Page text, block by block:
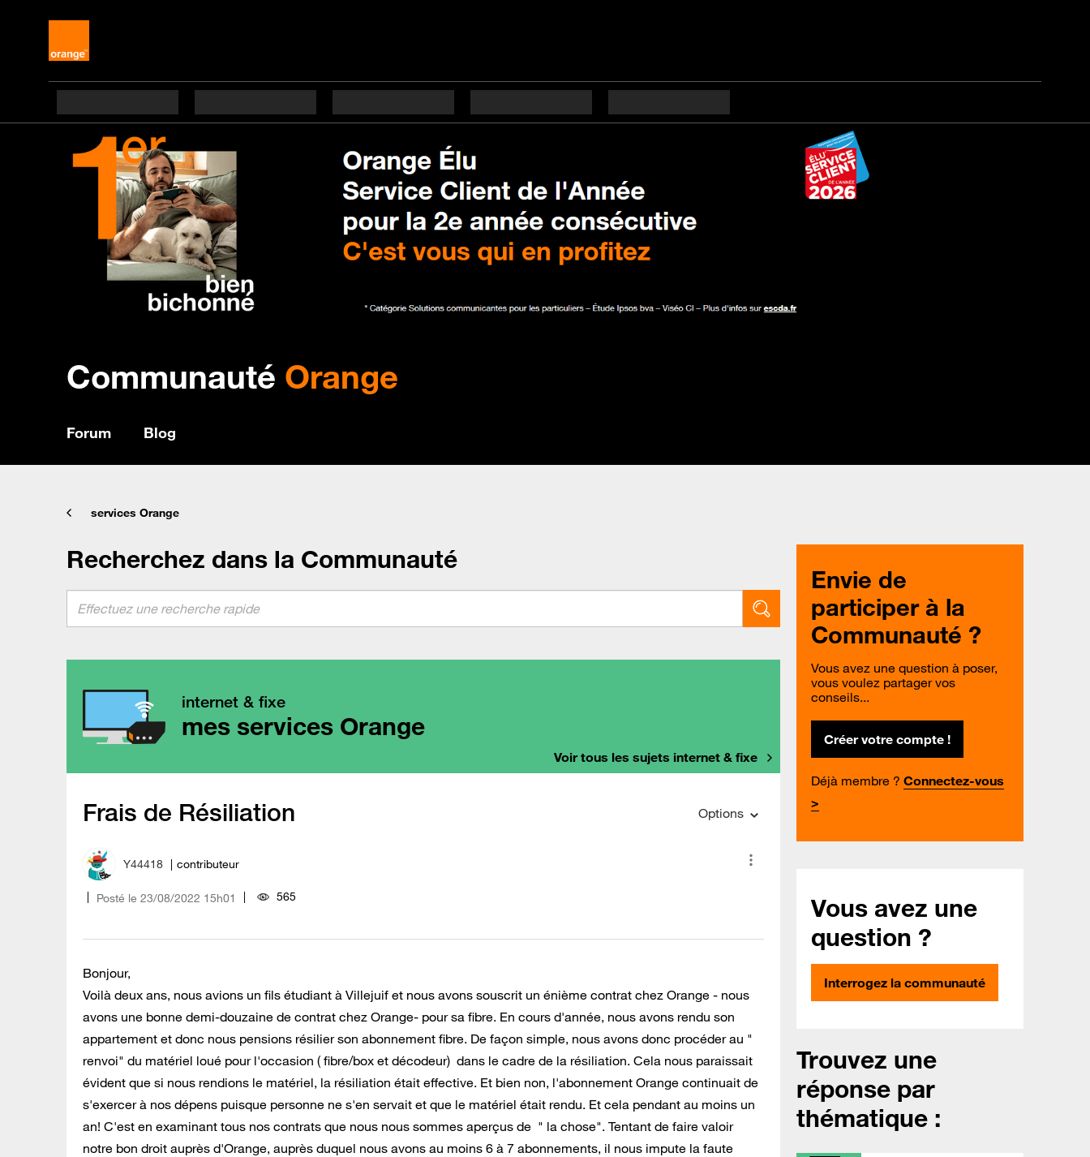
Communauté Orange
Forum Blog
services Orange
Recherchez dans la Communauté
internet & fixe
mes services Orange
Voir tous les sujets internet & fixe
Frais de Résiliation Options
Y44418 contributeur
Posté le ‎23/08/2022 15h01 565
Bonjour,
Voilà deux ans, nous avions un fils étudiant à Villejuif et nous avons souscrit un énième contrat chez Orange - nous
avons une bonne demi-douzaine de contrat chez Orange- pour sa fibre. En cours d'année, nous avons rendu son
appartement et donc nous pensions résilier son abonnement fibre. De façon simple, nous avons donc procéder au "
renvoi" du matériel loué pour l'occasion ( fibre/box et décodeur) dans le cadre de la résiliation. Cela nous paraissait
évident que si nous rendions le matériel, la résiliation était effective. Et bien non, l'abonnement Orange continuait de
s'exercer à nos dépens puisque personne ne s'en servait et que le matériel était rendu. Et cela pendant au moins un
an! C'est en examinant tous nos contrats que nous nous sommes aperçus de " la chose". Tentant de faire valoir
notre bon droit auprès d'Orange, auprès duquel nous avons au moins 6 à 7 abonnements, il nous impute la faute
Envie de
participer à la
Communauté ?
Vous avez une question à poser,
vous voulez partager vos
conseils...
Créer votre compte !
Déjà membre ? Connectez-vous
>
Vous avez une
question ?
Interrogez la communauté
Trouvez une
réponse par
thématique :